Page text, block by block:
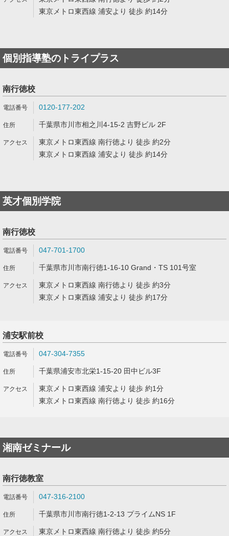
東京メトロ東西線 浦安より 徒歩 約14分
個別指導塾のトライプラス
南行徳校
0120-177-202
千葉県市川市相之川4-15-2 吉野ビル 2F
東京メトロ東西線 南行徳より 徒歩 約2分
東京メトロ東西線 浦安より 徒歩 約14分
英才個別学院
南行徳校
047-701-1700
千葉県市川市南行徳1-16-10 Grand・TS 101号室
東京メトロ東西線 南行徳より 徒歩 約3分
東京メトロ東西線 浦安より 徒歩 約17分
浦安駅前校
047-304-7355
千葉県浦安市北栄1-15-20 田中ビル3F
東京メトロ東西線 浦安より 徒歩 約1分
東京メトロ東西線 南行徳より 徒歩 約16分
湘南ゼミナール
南行徳教室
047-316-2100
千葉県市川市南行徳1-2-13 プライムNS 1F
東京メトロ東西線 南行徳より 徒歩 約5分